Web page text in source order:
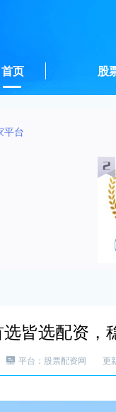
首页 股
平台
皆选配资，
平台：股票配资网 更